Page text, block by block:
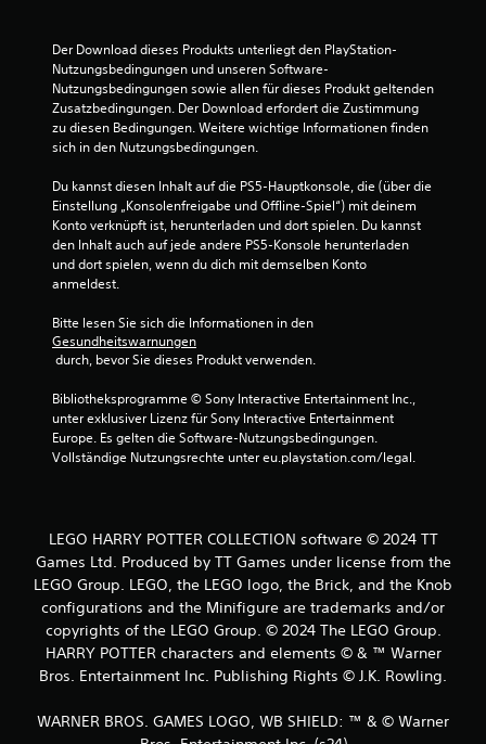
o
n
S
n
n
u
s
1
4
2
Der Download dieses Produkts unterliegt den PlayStation-
Nutzungsbedingungen und unseren Software-
Nutzungsbedingungen sowie allen für dieses Produkt geltenden
Zusatzbedingungen. Der Download erfordert die Zustimmung
zu diesen Bedingungen. Weitere wichtige Informationen finden
sich in den Nutzungsbedingungen.
Du kannst diesen Inhalt auf die PS5-Hauptkonsole, die (über die
Einstellung „Konsolenfreigabe und Offline-Spiel“) mit deinem
Konto verknüpft ist, herunterladen und dort spielen. Du kannst
den Inhalt auch auf jede andere PS5-Konsole herunterladen
und dort spielen, wenn du dich mit demselben Konto
anmeldest.
Bitte lesen Sie sich die Informationen in den
Gesundheitswarnungen
durch, bevor Sie dieses Produkt verwenden.
Bibliotheksprogramme © Sony Interactive Entertainment Inc.,
unter exklusiver Lizenz für Sony Interactive Entertainment
Europe. Es gelten die Software-Nutzungsbedingungen.
Vollständige Nutzungsrechte unter eu.playstation.com/legal.
LEGO HARRY POTTER COLLECTION software © 2024 TT
Games Ltd. Produced by TT Games under license from the
LEGO Group. LEGO, the LEGO logo, the Brick, and the Knob
configurations and the Minifigure are trademarks and/or
copyrights of the LEGO Group. © 2024 The LEGO Group.
HARRY POTTER characters and elements © & ™ Warner
Bros. Entertainment Inc. Publishing Rights © J.K. Rowling.
WARNER BROS. GAMES LOGO, WB SHIELD: ™ & © Warner